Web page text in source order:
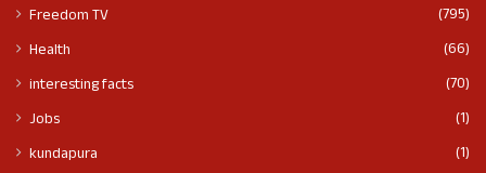
Freedom TV
(795)
Health
(66)
interesting facts
(70)
Jobs
(1)
kundapura
(1)